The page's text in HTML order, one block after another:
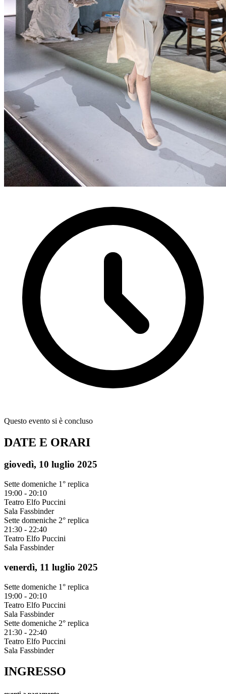
Questo evento si è concluso
DATE E ORARI
giovedì, 10 luglio 2025
Sette domeniche 1° replica
19:00 - 20:10
Teatro Elfo Puccini
Sala Fassbinder
Sette domeniche 2° replica
21:30 - 22:40
Teatro Elfo Puccini
Sala Fassbinder
venerdì, 11 luglio 2025
Sette domeniche 1° replica
19:00 - 20:10
Teatro Elfo Puccini
Sala Fassbinder
Sette domeniche 2° replica
21:30 - 22:40
Teatro Elfo Puccini
Sala Fassbinder
INGRESSO